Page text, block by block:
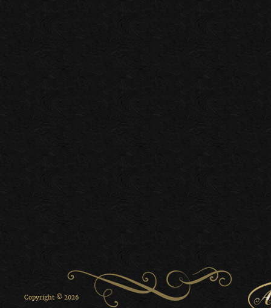
Copyright © 2026